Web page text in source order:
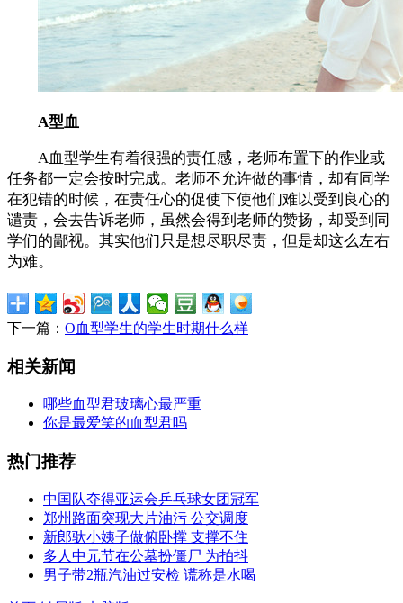
A型血
A血型学生有着很强的责任感，老师布置下的作业或
任务都一定会按时完成。老师不允许做的事情，却有同学
在犯错的时候，在责任心的促使下使他们难以受到良心的
谴责，会去告诉老师，虽然会得到老师的赞扬，却受到同
学们的鄙视。其实他们只是想尽职尽责，但是却这么左右
为难。
下一篇： O血型学生的学生时期什么样
相关新闻
哪些血型君玻璃心最严重
你是最爱笑的血型君吗
热门推荐
中国队夺得亚运会乒乓球女团冠军
郑州路面突现大片油污 公交调度
新郎驮小姨子做俯卧撑 支撑不住
多人中元节在公墓扮僵尸 为拍抖
男子带2瓶汽油过安检 谎称是水喝